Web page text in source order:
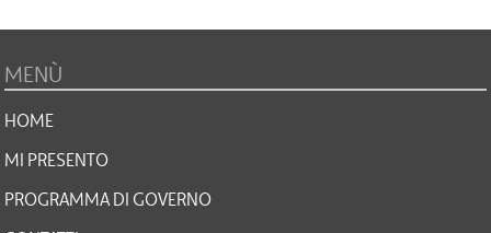
MENÙ
HOME
MI PRESENTO
PROGRAMMA DI GOVERNO